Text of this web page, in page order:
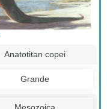
Anatotitan copei
Grande